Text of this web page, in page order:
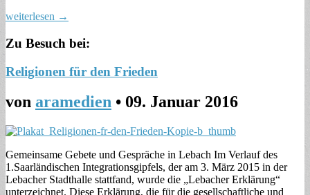
weiterlesen →
Zu Besuch bei:
Religionen für den Frieden
von aramedien • 09. Januar 2016
Gemeinsame Gebete und Gespräche in Lebach Im Verlauf des
1.Saarländischen Integrationsgipfels, der am 3. März 2015 in der
Lebacher Stadthalle stattfand, wurde die „Lebacher Erklärung“
unterzeichnet. Diese Erklärung, die für die gesellschaftliche und